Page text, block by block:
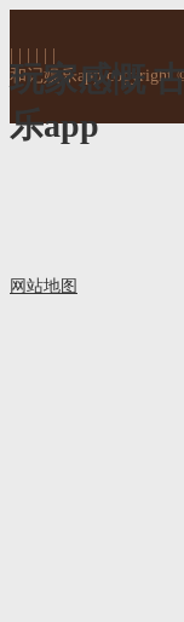
玩家感慨
乐app
和记娱乐app copyright
网站地图